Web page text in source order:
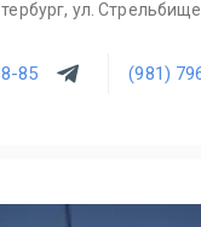
ул.
85 (981)